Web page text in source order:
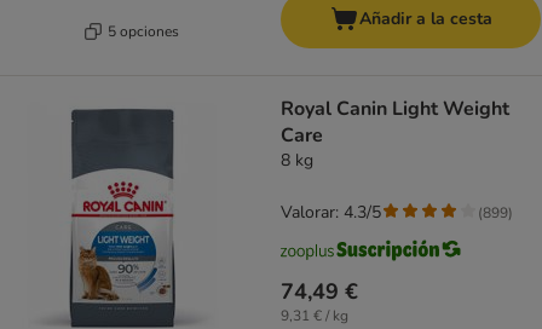
5 opciones
Añadir a la cesta
Royal Canin Light Weight
Care
8 kg
74,49 €
9,31 € / kg
Valorar: 4.3/5 (899)